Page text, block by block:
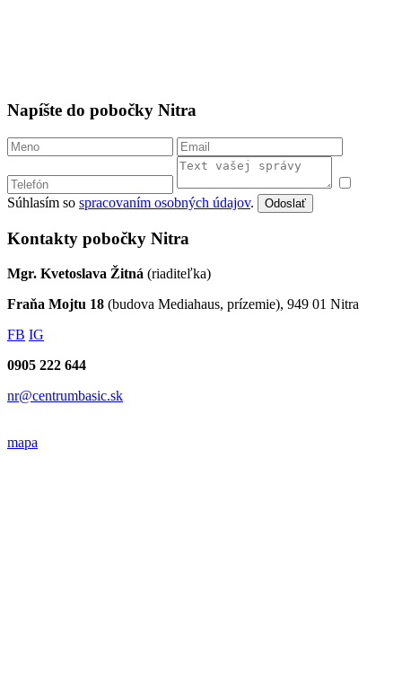
Napíšte do pobočky Nitra
Súhlasím so spracovaním osobných údajov. Odoslať
Kontakty pobočky Nitra
Mgr. Kvetoslava Žitná (riaditeľka)
Fraňa Mojtu 18 (budova Mediahaus, prízemie), 949 01 Nitra
FB IG
0905 222 644
nr@centrumbasic.sk
mapa